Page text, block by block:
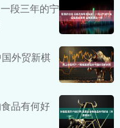
段三年的宁
外贸新棋
品有何好